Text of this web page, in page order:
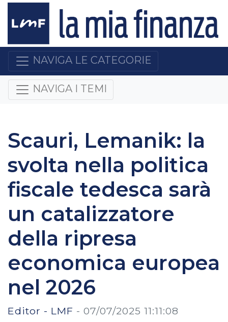
NAVIGA LE CATEGORIE
NAVIGA I TEMI
Scauri, Lemanik: la
svolta nella politica
fiscale tedesca sarà
un catalizzatore
della ripresa
economica europea
nel 2026
Editor - LMF - 07/07/2025 11:11:08